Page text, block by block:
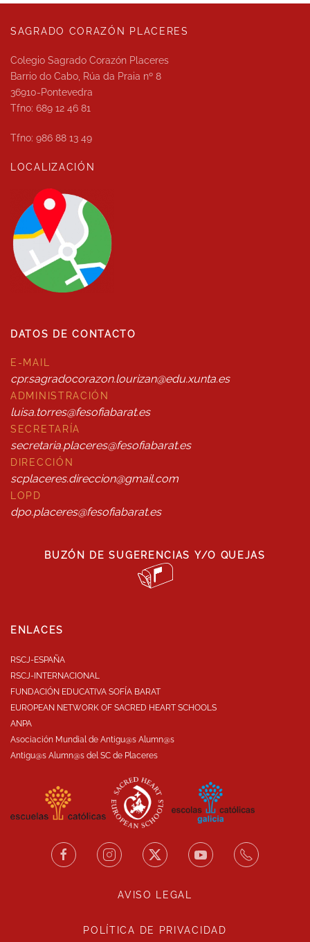
SAGRADO CORAZÓN PLACERES
Colegio Sagrado Corazón Placeres
Barrio do Cabo, Rúa da Praia nº 8
36910-Pontevedra
Tfno: 689 12 46 81
Tfno: 986 88 13 49
LOCALIZACIÓN
DATOS DE CONTACTO
E-MAIL
cpr.sagradocorazon.lourizan@edu.xunta.es
ADMINISTRACIÓN
luisa.torres@fesofiabarat.es
SECRETARÍA
secretaria.placeres@fesofiabarat.es
DIRECCIÓN
scplaceres.direccion@gmail.com
LOPD
dpo.placeres@fesofiabarat.es
BUZÓN DE SUGERENCIAS Y/O QUEJAS
ENLACES
RSCJ-ESPAÑA
RSCJ-INTERNACIONAL
FUNDACIÓN EDUCATIVA SOFÍA BARAT
EUROPEAN NETWORK OF SACRED HEART SCHOOLS
ANPA
Asociación Mundial de Antigu@s Alumn@s
Antigu@s Alumn@s del SC de Placeres
AVISO LEGAL
POLÍTICA DE PRIVACIDAD